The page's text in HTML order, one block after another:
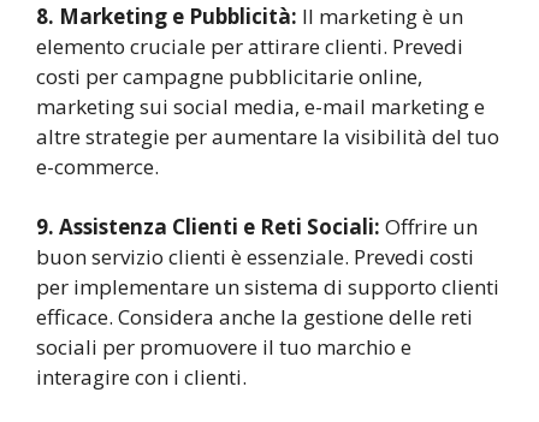
8. Marketing e Pubblicità: Il marketing è un
elemento cruciale per attirare clienti. Prevedi
costi per campagne pubblicitarie online,
marketing sui social media, e-mail marketing e
altre strategie per aumentare la visibilità del tuo
e-commerce.
9. Assistenza Clienti e Reti Sociali: Offrire un
buon servizio clienti è essenziale. Prevedi costi
per implementare un sistema di supporto clienti
efficace. Considera anche la gestione delle reti
sociali per promuovere il tuo marchio e
interagire con i clienti.